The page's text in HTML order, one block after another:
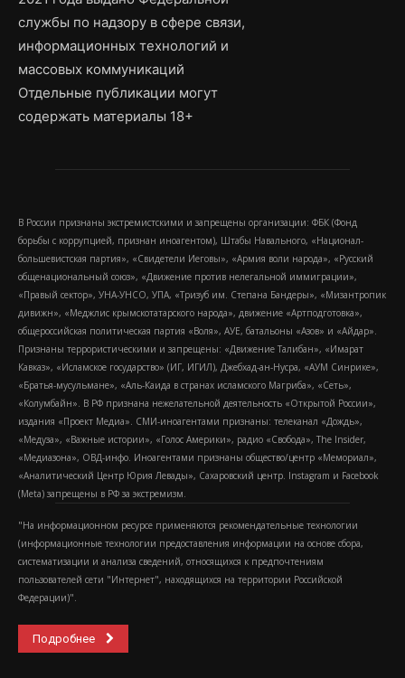
службы по надзору в сфере связи,
информационных технологий и
массовых коммуникаций
Отдельные публикации могут
содержать материалы 18+
В России признаны экстремистскими и запрещены организации: ФБК (Фонд
борьбы с коррупцией, признан иноагентом), Штабы Навального, «Национал-
большевистская партия», «Свидетели Иеговы», «Армия воли народа», «Русский
общенациональный союз», «Движение против нелегальной иммиграции»,
«Правый сектор», УНА-УНСО, УПА, «Тризуб им. Степана Бандеры», «Мизантропик
дивижн», «Меджлис крымскотатарского народа», движение «Артподготовка»,
общероссийская политическая партия «Воля», АУЕ, батальоны «Азов» и «Айдар».
Признаны террористическими и запрещены: «Движение Талибан», «Имарат
Кавказ», «Исламское государство» (ИГ, ИГИЛ), Джебхад-ан-Нусра, «АУМ Синрике»,
«Братья-мусульмане», «Аль-Каида в странах исламского Магриба», «Сеть»,
«Колумбайн». В РФ признана нежелательной деятельность «Открытой России»,
издания «Проект Медиа». СМИ-иноагентами признаны: телеканал «Дождь»,
«Медуза», «Важные истории», «Голос Америки», радио «Свобода», The Insider,
«Медиазона», ОВД-инфо. Иноагентами признаны общество/центр «Мемориал»,
«Аналитический Центр Юрия Левады», Сахаровский центр. Instagram и Facebook
(Metа) запрещены в РФ за экстремизм.
"На информационном ресурсе применяются рекомендательные технологии
(информационные технологии предоставления информации на основе сбора,
систематизации и анализа сведений, относящихся к предпочтениям
пользователей сети "Интернет", находящихся на территории Российской
Федерации)".
Подробнее